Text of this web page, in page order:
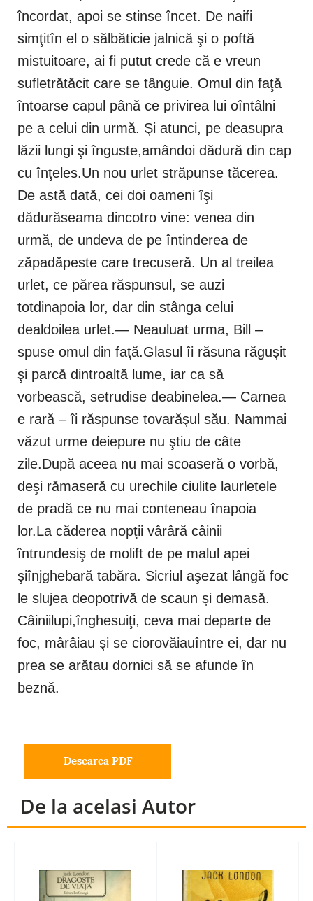
încordat, apoi se stinse încet. De naifi
simţitîn el o sălbăticie jalnică şi o poftă
mistuitoare, ai fi putut crede că e vreun
sufletrătăcit care se tânguie. Omul din faţă
întoarse capul până ce privirea lui oîntâlni
pe a celui din urmă. Şi atunci, pe deasupra
lăzii lungi şi înguste,amândoi dădură din cap
cu înţeles.Un nou urlet străpunse tăcerea.
De astă dată, cei doi oameni îşi
dădurăseama dincotro vine: venea din
urmă, de undeva de pe întinderea de
zăpadăpeste care trecuseră. Un al treilea
urlet, ce părea răspunsul, se auzi
totdinapoia lor, dar din stânga celui
dealdoilea urlet.— Neauluat urma, Bill –
spuse omul din faţă.Glasul îi răsuna răguşit
şi parcă dintroaltă lume, iar ca să
vorbească, setrudise deabinelea.— Carnea
e rară – îi răspunse tovarăşul său. Nammai
văzut urme deiepure nu ştiu de câte
zile.După aceea nu mai scoaseră o vorbă,
deşi rămaseră cu urechile ciulite laurletele
de pradă ce nu mai conteneau înapoia
lor.La căderea nopţii vârâră câinii
întrundesiş de molift de pe malul apei
şiînjghebară tabăra. Sicriul aşezat lângă foc
le slujea deopotrivă de scaun şi demasă.
Câiniilupi,înghesuiţi, ceva mai departe de
foc, mârâiau şi se ciorovăiauîntre ei, dar nu
prea se arătau dornici să se afunde în
beznă.
Descarca PDF
De la acelasi Autor